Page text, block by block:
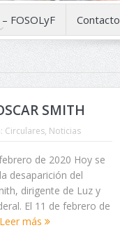
FOSOLyF Contacto
SMITH
Circulares, Noticias
de 2020 Hoy se
desaparición del
dirigente de Luz y
El 11 de febrero de
Leer más